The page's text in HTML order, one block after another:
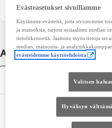
Auton lisätiedot
Mitat ja tilavuus
Evästeasetukset sivuillamme
Käytämme evästeitä, jotta sivustomme
ja mainoksia, tarjota sosiaalisen median
tietoliikennettä. Jaamme myös tietoja
median, mainonta- ja
evästeidemme käyttöehdoista
Valitsen
Hyväksyn